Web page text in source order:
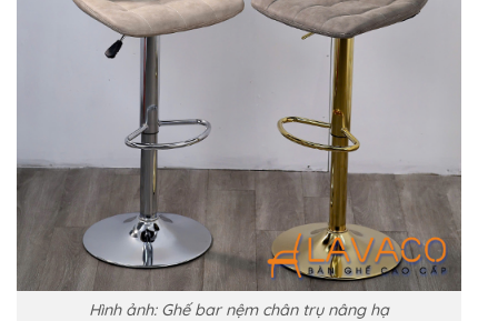
Hình ảnh: Ghế bar nệm chân trụ nâng hạ